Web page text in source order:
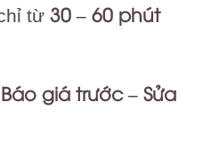
từ 30 – 60 phút
giá trước – Sửa